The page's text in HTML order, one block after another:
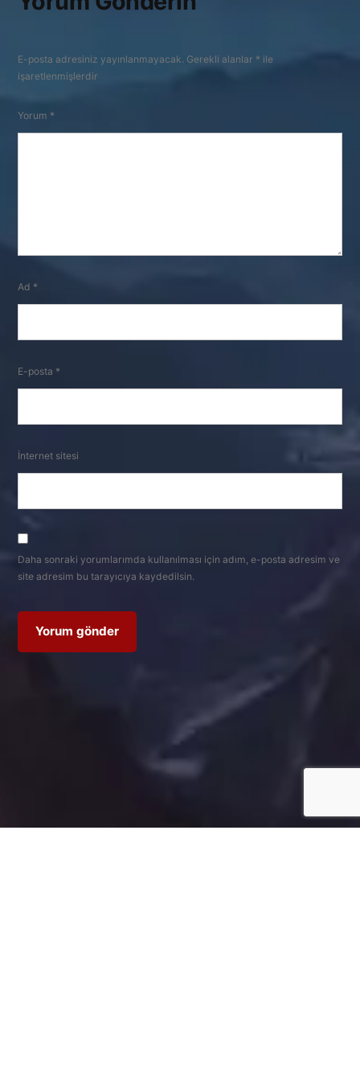
E-posta adresiniz yayınlanmayacak. Gerekli alanlar * ile
işaretlenmişlerdir
Yorum *
Ad *
E-posta *
İnternet sitesi
Daha sonraki yorumlarımda kullanılması için adım, e-posta adresim ve
site adresim bu tarayıcıya kaydedilsin.